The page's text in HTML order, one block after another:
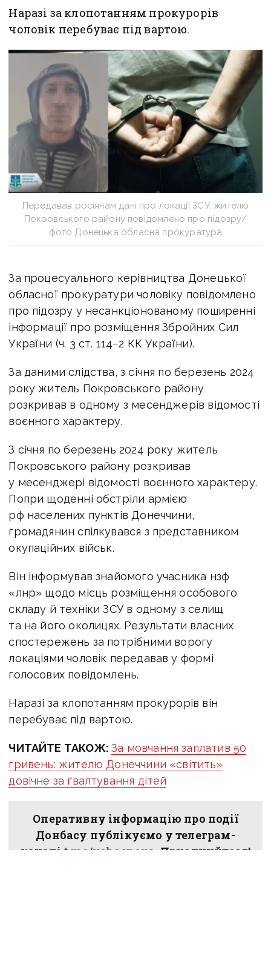
Наразі за клопотанням прокурорів
чоловік перебуває під вартою.
Передавав росіянам дані про локації ЗСУ: жителю
Покровського району повідомлено про підозру/
фото Донецька обласна прокуратура
За процесуального керівництва Донецької
обласної прокуратури чоловіку повідомлено
про підозру у несанкціонованому поширенні
інформації про розміщення Збройних Сил
України (ч. 3 ст. 114−2 КК України).
За даними слідства, з січня по березень 2024
року житель Покровського району
розкривав в одному з месенджерів відомості
воєнного характеру.
З січня по березень 2024 року житель
Покровського району розкривав
у месенджері відомості воєнного характеру.
Попри щоденні обстріли армією
рф населених пунктів Донеччини,
громадянин спілкувався з представником
окупаційних військ.
Він інформував знайомого учасника нзф
«лнр» щодо місць розміщення особового
складу й техніки ЗСУ в одному з селищ
та на його околицях. Результати власних
спостережень за потрібними ворогу
локаціями чоловік передавав у формі
голосових повідомлень.
Наразі за клопотанням прокурорів він
перебуває під вартою.
ЧИТАЙТЕ ТАКОЖ:За мовчання заплатив 50
гривень: жителю Донеччини «світить»
довічне за ґвалтування дітей
Оперативну інформацію про події
Донбасу публікуємо у телеграм-
каналі t.me/vchasnoua . Приєднуйтеся!